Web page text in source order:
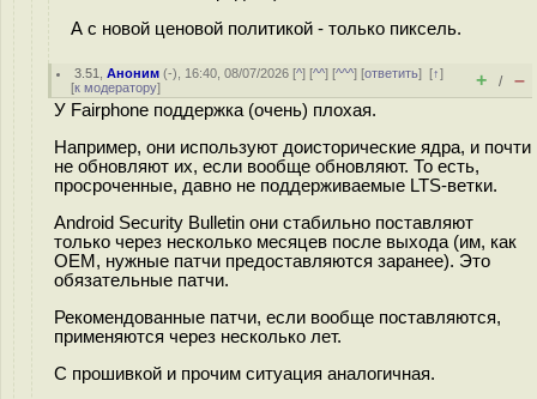
А с новой ценовой политикой - только пиксель.
3.51 ,Аноним (-), 16:40, 08/07/2026 [^] [^^] [^^^] [ответить][↑]
[к модератору] + / –
У Fairphone поддержка (очень) плохая.
Например, они используют доисторические ядра, и почти
не обновляют их, если вообще обновляют. То есть,
просроченные, давно не поддерживаемые LTS-ветки.
Android Security Bulletin они стабильно поставляют
только через несколько месяцев после выхода (им, как
OEM, нужные патчи предоставляются заранее). Это
обязательные патчи.
Рекомендованные патчи, если вообще поставляются,
применяются через несколько лет.
С прошивкой и прочим ситуация аналогичная.